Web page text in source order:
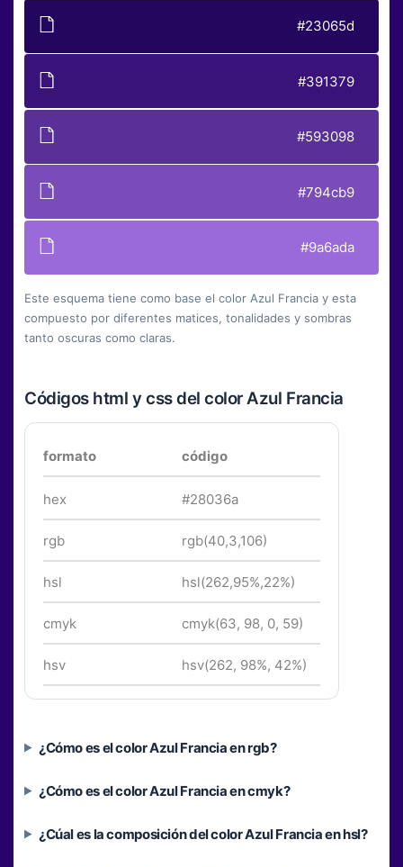
#23065d
#391379
#593098
#794cb9
#9a6ada
Este esquema tiene como base el color Azul Francia y esta
compuesto por diferentes matices, tonalidades y sombras
tanto oscuras como claras.
Códigos html y css del color Azul Francia
formato código
hex #28036a
rgb rgb(40,3,106)
hsl hsl(262,95%,22%)
cmyk cmyk(63, 98, 0, 59)
hsv hsv(262, 98%, 42%)
¿Cómo es el color Azul Francia en rgb?
¿Cómo es el color Azul Francia en cmyk?
¿Cúal es la composición del color Azul Francia en hsl?